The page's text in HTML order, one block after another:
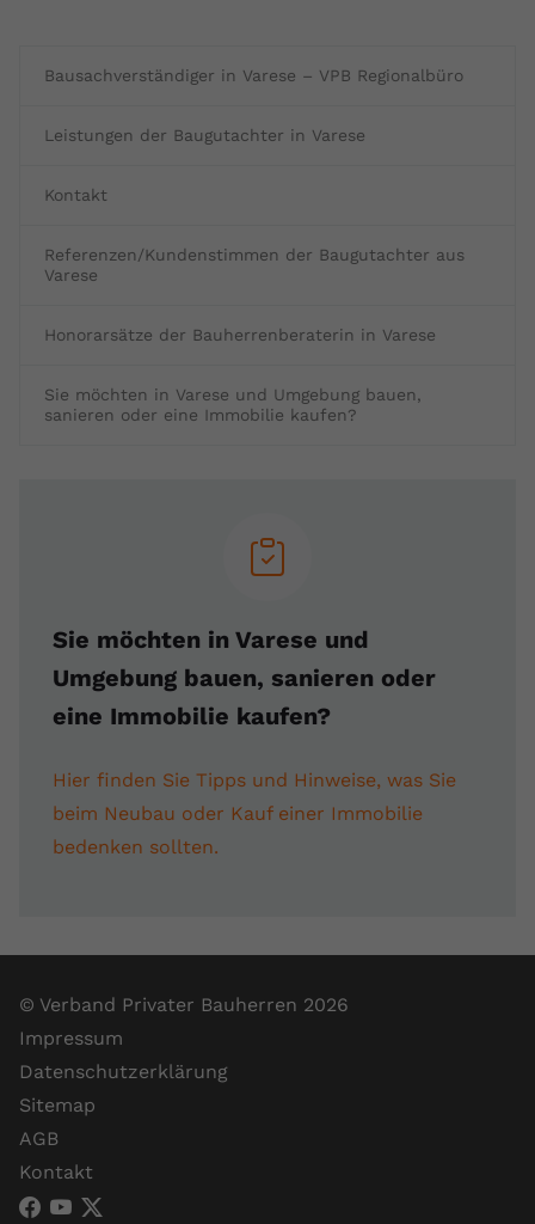
Bausachverständiger in Varese – VPB Regionalbüro
Leistungen der Baugutachter in Varese
Kontakt
Referenzen/Kundenstimmen der Baugutachter aus
Varese
Honorarsätze der Bauherrenberaterin in Varese
Sie möchten in Varese und Umgebung bauen,
sanieren oder eine Immobilie kaufen?
Sie möchten in Varese und
Umgebung bauen, sanieren oder
eine Immobilie kaufen?
Hier finden Sie Tipps und Hinweise, was Sie
beim Neubau oder Kauf einer Immobilie
bedenken sollten.
© Verband Privater Bauherren 2026
Impressum
Datenschutzerklärung
Sitemap
AGB
Kontakt